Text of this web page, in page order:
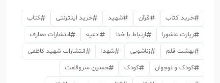
خرید کتاب قرآن شهید خرید اینترنتی
کتاب
زیارت عاشورا
ارتباط با خدا ادعیه
انتشارات معارف
بهشت قلم
زناشویی شهدا
انتشارات شهید کاظمی
کودک و نوجوان
کودک
حسین سروقامت